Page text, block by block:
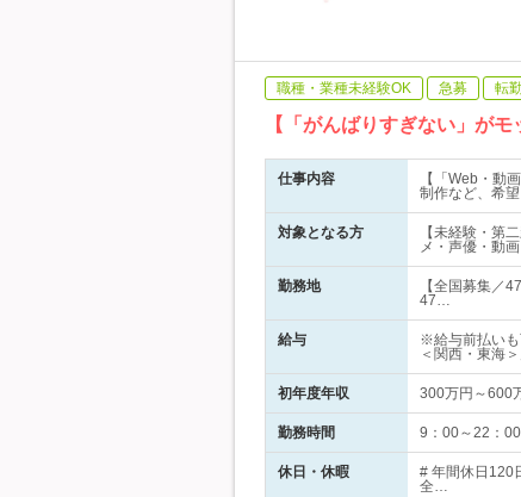
職種・業種未経験OK 急募 転
【「がんばりすぎない」が
仕事内容
【「Web・動
制作など、希
対象となる方
【未経験・第
メ・声優・動
勤務地
【全国募集／
47…
給与
※給与前払い
＜関西・東海
初年度年収 300万円～600
勤務時間 9：00～22：
休日・休暇
# 年間休日120
全…